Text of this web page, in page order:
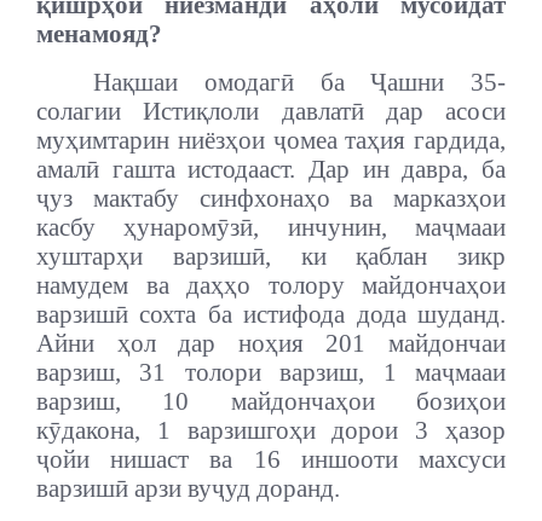
менамояд?
Нақшаи омодагӣ ба Ҷашни 35-
солагии Истиқлоли давлатӣ дар асоси
муҳимтарин ниёзҳои ҷомеа таҳия гардида,
амалӣ гашта истодааст. Дар ин давра, ба
ҷуз мактабу синфхонаҳо ва марказҳои
касбу ҳунаромӯзӣ, инчунин, маҷмааи
хуштарҳи варзишӣ, ки қаблан зикр
намудем ва даҳҳо толору майдончаҳои
варзишӣ сохта ба истифода дода шуданд.
Айни ҳол дар ноҳия 201 майдончаи
варзиш, 31 толори варзиш, 1 маҷмааи
варзиш, 10 майдончаҳои бозиҳои
кӯдакона, 1 варзишгоҳи дорои 3 ҳазор
ҷойи нишаст ва 16 иншооти махсуси
варзишӣ арзи вуҷуд доранд.